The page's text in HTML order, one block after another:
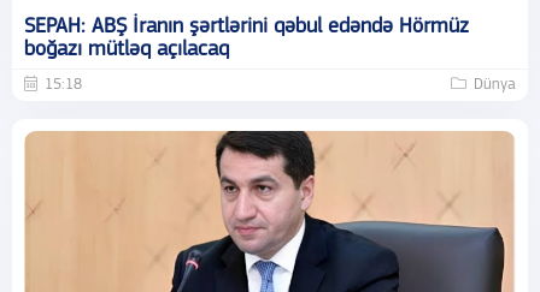
SEPAH: ABŞ İranın şərtlərini qəbul edəndə Hörmüz
boğazı mütləq açılacaq
15:18 Dünya